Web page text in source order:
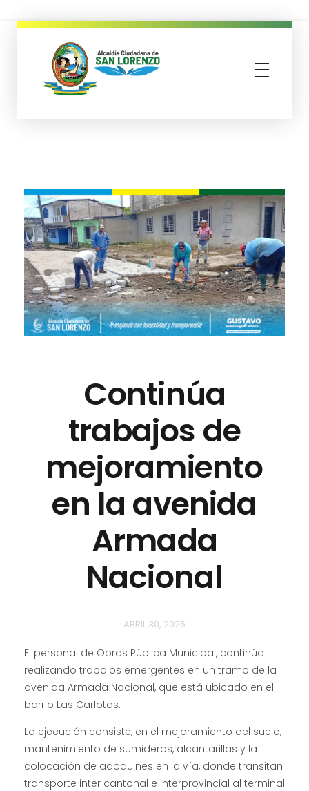
Continúa
trabajos de
mejoramiento
en la avenida
Armada
Nacional
ABRIL 30, 2025
El personal de Obras Pública Municipal, continúa
realizando trabajos emergentes en un tramo de la
avenida Armada Nacional, que está ubicado en el
barrio Las Carlotas.
La ejecución consiste, en el mejoramiento del suelo,
mantenimiento de sumideros, alcantarillas y la
colocación de adoquines en la vía, donde transitan
transporte inter cantonal e interprovincial al terminal